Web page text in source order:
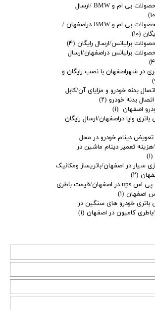
باتری محصولات بی ام و BMW /ارسال
باتری محصولات بی ام و BMW دراصفهان /
(۱۰)
برلیانس/ارسال رایگان (۴)
برلیانس دراصفهان/ارسال
در شهراصفهان با نصب رایگان و
بدنه خودرو و مزایای آن/کابل
بدنه خودرو (۲)
اصفهان (۱)
باتری وایا دراصفهان/ارسال رایگان
تعویض دینام خودرو در محل
تعمیر دینام ماشین در
(۱)
سیار در اصفهان/باتریساز ومکانیک
(۲)
باتری یو پی اس ups در اصفهان/قیمت باطری
اصفهان (۱)
باتری خودرو های سنگین در
کامیون در اصفهان (۱)